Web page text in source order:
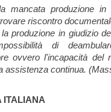
mancata produzione in
riscontro
produzione in giudizio
di
ovvero l'incapacità del
assistenza continua.
ITALIANA